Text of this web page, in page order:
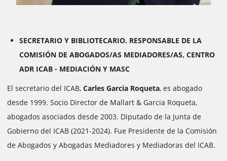
SECRETARIO Y BIBLIOTECARIO. RESPONSABLE DE LA
COMISIÓN DE ABOGADOS/AS MEDIADORES/AS, CENTRO
ADR ICAB - MEDIACIÓN Y MASC
El secretario del ICAB, Carles Garcia Roqueta, es abogado
desde 1999. Socio Director de Mallart & Garcia Roqueta,
abogados asociados desde 2003. Diputado de la Junta de
Gobierno del ICAB (2021-2024). Fue Presidente de la Comisión
de Abogados y Abogadas Mediadores y Mediadoras del ICAB.